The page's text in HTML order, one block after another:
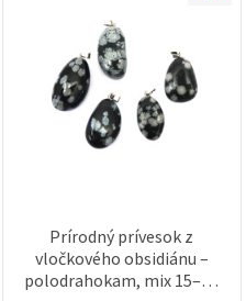
Prírodný prívesok z
vločkového obsidiánu –
polodrahokam, mix 15–25